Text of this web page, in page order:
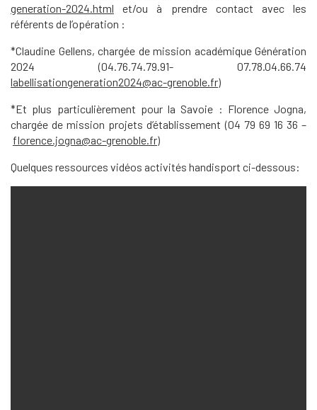
generation-2024.html et/ou à prendre contact avec les
référents de l’opération :
*Claudine Gellens, chargée de mission académique Génération
2024 (04.76.74.79.91- 07.78.04.66.74
labellisationgeneration2024@ac-grenoble.fr)
*Et plus particulièrement pour la Savoie : Florence Jogna,
chargée de mission projets d’établissement (04 79 69 16 36 –
florence.jogna@ac-grenoble.fr)
Quelques ressources vidéos activités handisport ci-dessous: